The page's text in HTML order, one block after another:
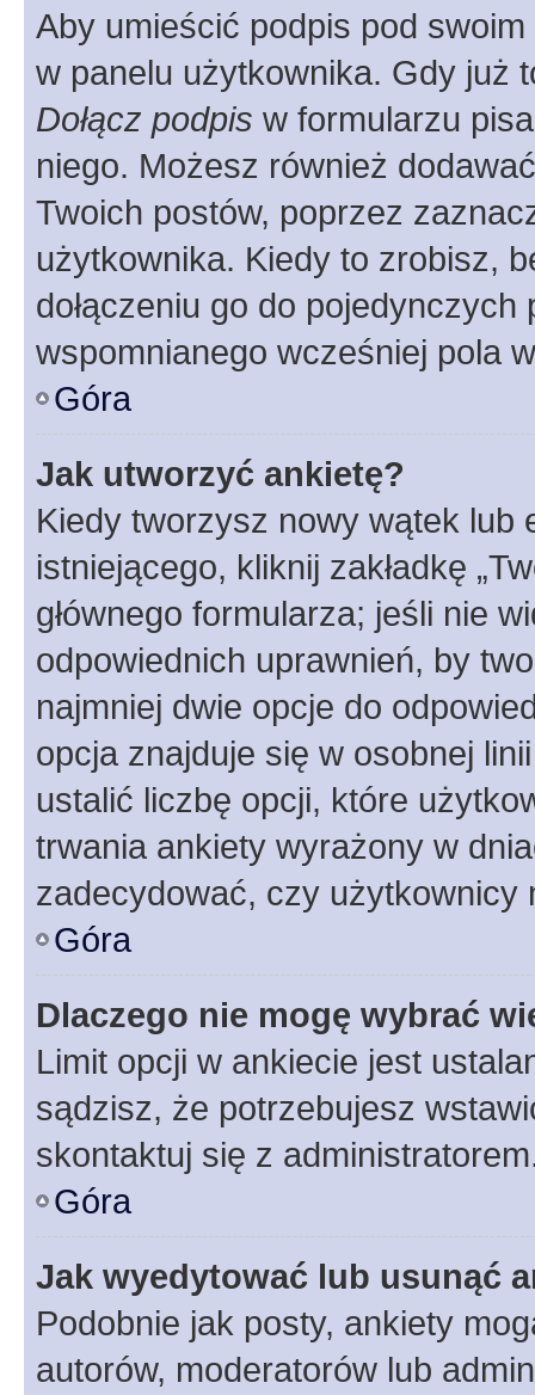
Aby umieścić podpis pod
w panelu użytkownika. Gdy już
Dołącz podpis w formularzu
niego. Możesz również
Twoich postów, poprzez
użytkownika. Kiedy to zrobisz,
dołączeniu go do
wspomnianego wcześniej pola
Góra
Jak utworzyć ankietę?
Kiedy tworzysz nowy wątek lub
istniejącego, kliknij zakładkę
głównego formularza; jeśli nie
odpowiednich uprawnień, by
najmniej dwie opcje do
opcja znajduje się w osobnej
ustalić liczbę opcji, które
trwania ankiety wyrażony w
zadecydować, czy użytkownicy
Góra
Dlaczego nie mogę wybrać
Limit opcji w ankiecie jest
sądzisz, że potrzebujesz
skontaktuj się z
Góra
Jak wyedytować lub usunąć
Podobnie jak posty, ankiety
autorów, moderatorów lub